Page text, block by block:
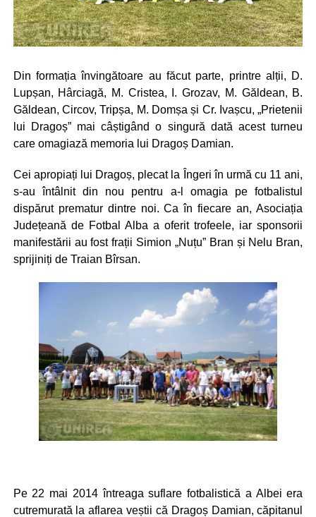
Din formația învingătoare au făcut parte, printre alții, D.
Lupșan, Hârciagă, M. Cristea, I. Grozav, M. Găldean, B.
Găldean, Circov, Tripșa, M. Domșa și Cr. Ivașcu, „Prietenii
lui Dragoș” mai câștigând o singură dată acest turneu
care omagiază memoria lui Dragoș Damian.
Cei apropiați lui Dragoș, plecat la Îngeri în urmă cu 11 ani,
s-au întâlnit din nou pentru a-l omagia pe fotbalistul
dispărut prematur dintre noi. Ca în fiecare an, Asociația
Județeană de Fotbal Alba a oferit trofeele, iar sponsorii
manifestării au fost frații Simion „Nuțu” Bran și Nelu Bran,
sprijiniți de Traian Bîrsan.
Pe 22 mai 2014 întreaga suflare fotbalistică a Albei era
cutremurată la aflarea veștii că Dragoș Damian, căpitanul